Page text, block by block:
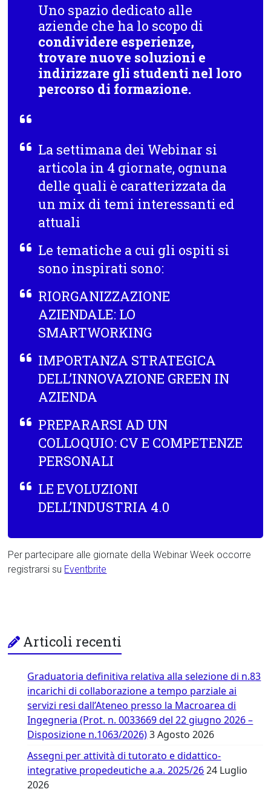
Uno spazio dedicato alle
aziende che ha lo scopo di
condividere esperienze,
trovare nuove soluzioni e
indirizzare gli studenti nel loro
percorso di formazione.
La settimana dei Webinar si
articola in 4 giornate, ognuna
delle quali è caratterizzata da
un mix di temi interessanti ed
attuali
Le tematiche a cui gli ospiti si
sono inspirati sono:
RIORGANIZZAZIONE
AZIENDALE: LO
SMARTWORKING
IMPORTANZA STRATEGICA
DELL’INNOVAZIONE GREEN IN
AZIENDA
PREPARARSI AD UN
COLLOQUIO: CV E COMPETENZE
PERSONALI
LE EVOLUZIONI
DELL’INDUSTRIA 4.0
Per partecipare alle giornate della Webinar Week occorre
registrarsi su Eventbrite
Articoli recenti
Graduatoria definitiva relativa alla selezione di n.83
incarichi di collaborazione a tempo parziale ai
servizi resi dall’Ateneo presso la Macroarea di
Ingegneria (Prot. n. 0033669 del 22 giugno 2026 –
Disposizione n.1063/2026) 3 Agosto 2026
Assegni per attività di tutorato e didattico-
integrative propedeutiche a.a. 2025/26 24 Luglio
2026